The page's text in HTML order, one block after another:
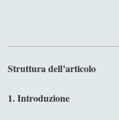
Struttura dell’articolo
1. Introduzione